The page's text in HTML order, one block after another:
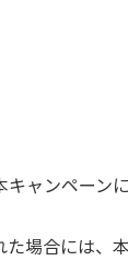
ャンペーン
場合には、